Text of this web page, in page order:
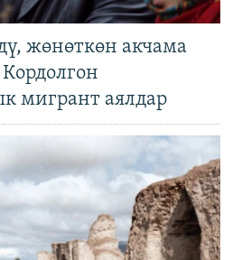
жөнөткөн акчама
мигрант аялдар